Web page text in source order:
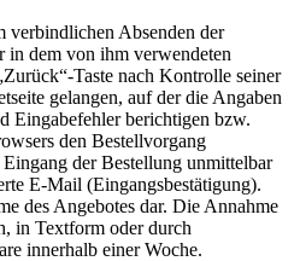
verbindlichen Absenden der
in dem von ihm verwendeten
Taste nach Kontrolle seiner
gelangen, auf der die Angaben
Eingabefehler berichtigen bzw.
den Bestellvorgang
der Bestellung unmittelbar
E-Mail (Eingangsbestätigung).
des Angebotes dar. Die Annahme
in Textform oder durch
innerhalb einer Woche.